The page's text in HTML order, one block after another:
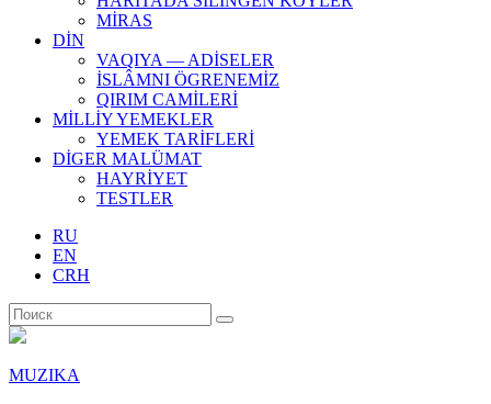
MİRAS
DİN
VAQIYA — ADİSELER
İSLÂMNI ÖGRENEMİZ
QIRIM CAMİLERİ
MİLLİY YEMEKLER
YEMEK TARİFLERİ
DİGER MALÜMAT
HAYRİYET
TESTLER
RU
EN
CRH
MUZIKA